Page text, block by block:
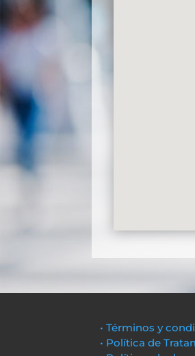
• Términos y
• Política de